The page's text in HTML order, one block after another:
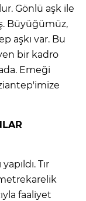
Gönlü aşk ile
Büyüğümüz,
aşkı var. Bu
bir kadro
Emeği
Tır
faaliyet